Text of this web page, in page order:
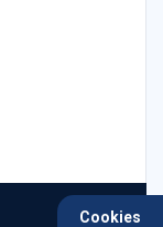
Cookies